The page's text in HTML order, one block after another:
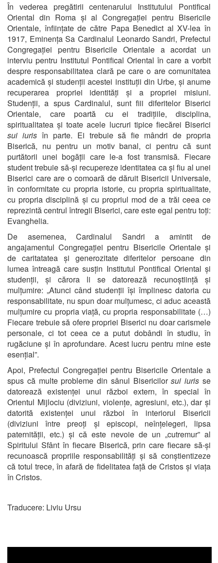
În vederea pregătirii centenarului Institutului Pontifical
Oriental din Roma și al Congregației pentru Bisericile
Orientale, înființate de către Papa Benedict al XV-lea în
1917, Eminența Sa Cardinalul Leonardo Sandri, Prefectul
Congregației pentru Bisericile Orientale a acordat un
interviu pentru Institutul Pontifical Oriental în care a vorbit
despre responsabilitatea clară pe care o are comunitatea
academică și studenții acestei instituții din Urbe, și anume
recuperarea propriei identități și a propriei misiuni.
Studenții, a spus Cardinalul, sunt fiii diferitelor Biserici
Orientale, care poartă cu ei tradițiile, disciplina,
spiritualitatea și toate acele lucruri tipice fiecărei Biserici
sui iurisîn parte. Ei trebuie să fie mândri de propria
Biserică, nu pentru un motiv banal, ci pentru că sunt
purtătorii unei bogății care le-a fost transmisă. Fiecare
student trebuie să-și recupereze identitatea ca și fiu al unei
Biserici care are o comoară de dăruit Bisericii Universale,
în conformitate cu propria istorie, cu propria spiritualitate,
cu propria disciplină și cu propriul mod de a trăi ceea ce
reprezintă centrul întregii Biserici, care este egal pentru toți:
Evanghelia.
De asemenea, Cardinalul Sandri a amintit de
angajamentul Congregației pentru Bisericile Orientale și
de caritatatea și generozitate diferitelor persoane din
lumea întreagă care susțin Institutul Pontifical Oriental și
studenții, și cărora li se datorează recunoștiință și
mulțumire: „Atunci când studenții își împlinesc datoria cu
responsabilitate, nu spun doar mulțumesc, ci aduc această
mulțumire cu propria viață, cu propria responsabilitate (…)
Fiecare trebuie să ofere propriei Biserici nu doar carismele
personale, ci tot ceea ce a putut dobândi în studiu, în
rugăciune și în aprofundare. Acest lucru pentru mine este
esențial”.
Apoi, Prefectul Congregației pentru Bisericile Orientale a
spus că multe probleme din sânul Bisericilorsui iuris se
datorează existenței unui război extern, în special în
Orientul Mijlociu (diviziuni, violențe, agresiuni, etc.), dar și
datorită existenței unui război în interiorul Bisericii
(diviziuni între preoți și episcopi, neînțelegeri, lipsa
paternității, etc.) și că este nevoie de un „cutremur” al
Spiritului Sfânt în fiecare Biserică, prin care fiecare să-și
recunoască propriile responsabilități și să conștientizeze
că totul trece, în afară de fidelitatea față de Cristos și viața
în Cristos.
Traducere: Liviu Ursu